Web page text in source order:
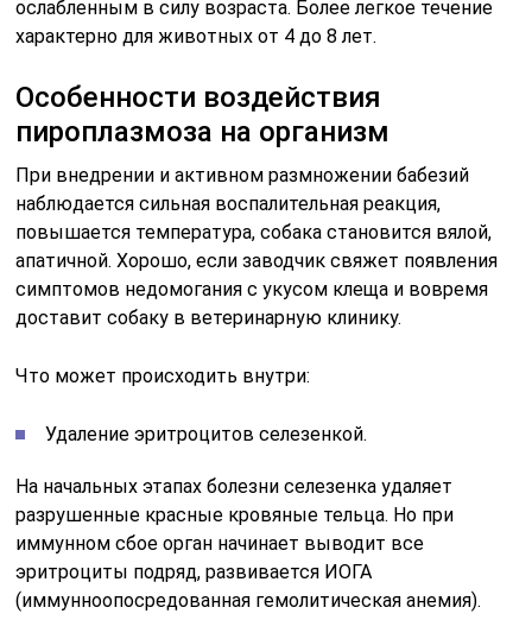
ослабленным в силу возраста. Более легкое течение
характерно для животных от 4 до 8 лет.
Особенности воздействия
пироплазмоза на организм
При внедрении и активном размножении бабезий
наблюдается сильная воспалительная реакция,
повышается температура, собака становится вялой,
апатичной. Хорошо, если заводчик свяжет появления
симптомов недомогания с укусом клеща и вовремя
доставит собаку в ветеринарную клинику.
Что может происходить внутри:
Удаление эритроцитов селезенкой.
На начальных этапах болезни селезенка удаляет
разрушенные красные кровяные тельца. Но при
иммунном сбое орган начинает выводит все
эритроциты подряд, развивается ИОГА
(иммунноопосредованная гемолитическая анемия).